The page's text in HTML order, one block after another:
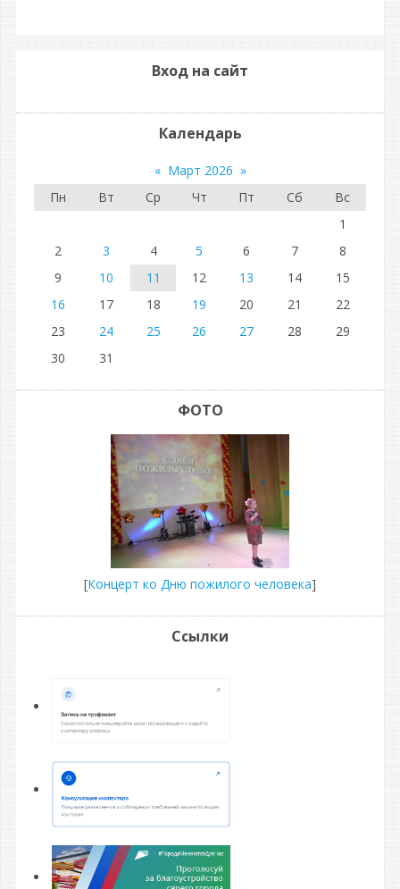
Вход на сайт
Календарь
« Март 2026 »
Пн
Вт Ср Чт Пт Сб
Вс
1
2
3 4 5 6 7
8
9
10 11 12 13 14
15
16
17 18 19 20 21
22
23
24 25 26 27 28
29
30
31
ФОТО
[Концерт ко Дню пожилого человека]
Ссылки